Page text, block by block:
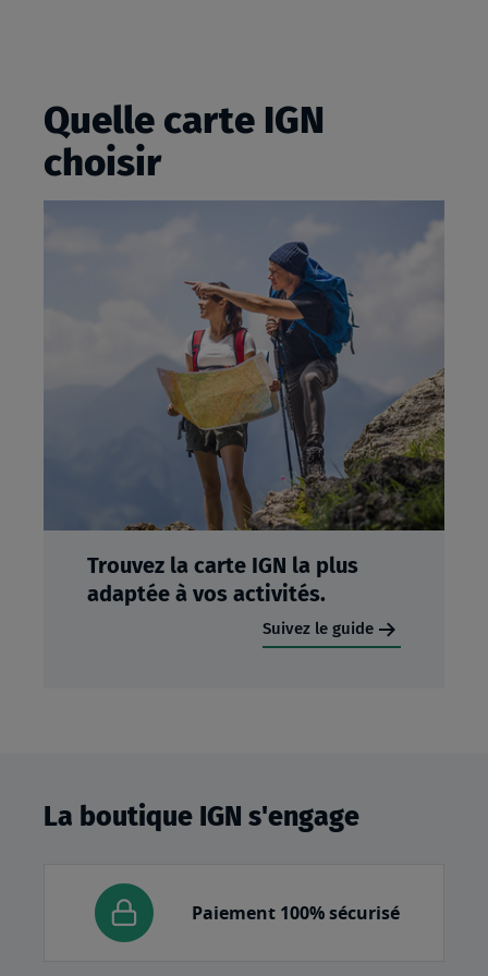
Quelle carte IGN
choisir
Trouvez la carte IGN la plus
adaptée à vos activités.
Suivez le guide
La boutique IGN s'engage
Paiement 100% sécurisé